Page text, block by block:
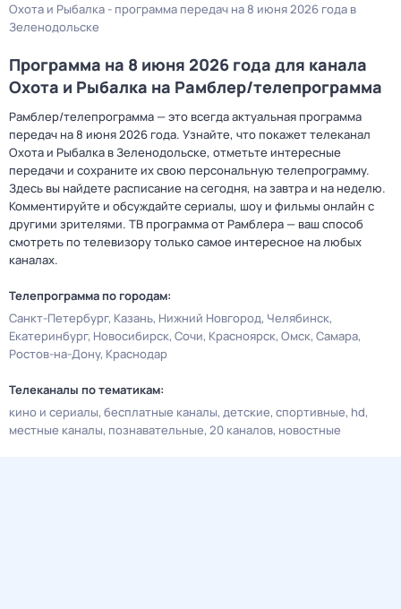
Охота и Рыбалка - программа передач на 8 июня 2026 года в
Зеленодольске
Программа на 8 июня 2026 года для канала
Охота и Рыбалка на Рамблер/телепрограмма
Рамблер/телепрограмма — это всегда актуальная программа
передач на 8 июня 2026 года. Узнайте, что покажет телеканал
Охота и Рыбалка в Зеленодольске, отметьте интересные
передачи и сохраните их свою персональную телепрограмму.
Здесь вы найдете расписание на сегодня, на завтра и на неделю.
Комментируйте и обсуждайте сериалы, шоу и фильмы онлайн с
другими зрителями. ТВ программа от Рамблера — ваш способ
смотреть по телевизору только самое интересное на любых
каналах.
Телепрограмма по городам:
Санкт-Петербург Казань Нижний Новгород Челябинск
Екатеринбург Новосибирск Сочи Красноярск Омск Самара
Ростов-на-Дону Краснодар
Телеканалы по тематикам:
кино и сериалы бесплатные каналы детские спортивные hd
местные каналы познавательные 20 каналов новостные